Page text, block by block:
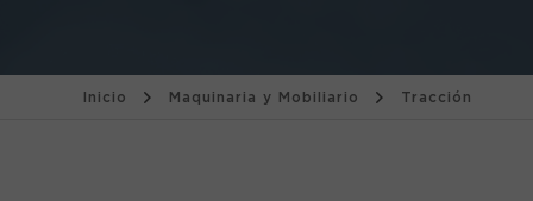
Inicio Maquinaria y Mobiliario Tracción